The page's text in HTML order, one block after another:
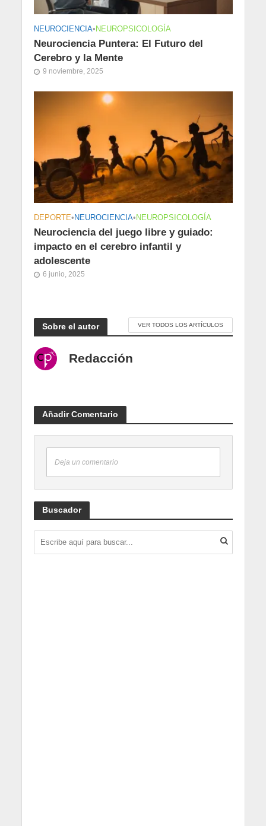
NEUROCIENCIA• NEUROPSICOLOGÍA
Neurociencia Puntera: El Futuro del
Cerebro y la Mente
9 noviembre, 2025
DEPORTE• NEUROCIENCIA• NEUROPSICOLOGÍA
Neurociencia del juego libre y guiado:
impacto en el cerebro infantil y
adolescente
6 junio, 2025
Sobre el autor VER TODOS LOS ARTÍCULOS
Redacción
Añadir Comentario
Deja un comentario
Buscador